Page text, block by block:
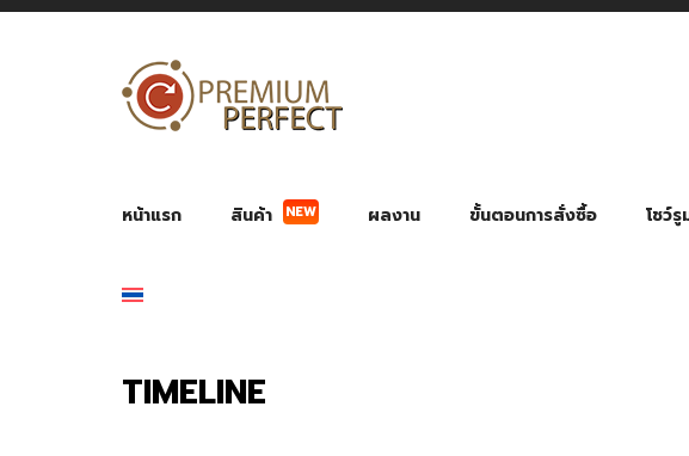
หน้าแรก สินค้า NEW ผลงาน ขั้นตอนการสั่งซื้อ โชว์รู
TIMELINE